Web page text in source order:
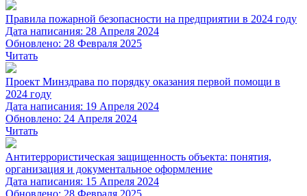
Правила пожарной безопасности на предприятии в 2024 году
Дата написания: 28 Апреля 2024
Обновлено: 28 Февраля 2025
Читать
Проект Минздрава по порядку оказания первой помощи в
2024 году
Дата написания: 19 Апреля 2024
Обновлено: 24 Апреля 2024
Читать
Антитеррористическая защищенность объекта: понятия,
организация и документальное оформление
Дата написания: 15 Апреля 2024
Обновлено: 28 Февраля 2025